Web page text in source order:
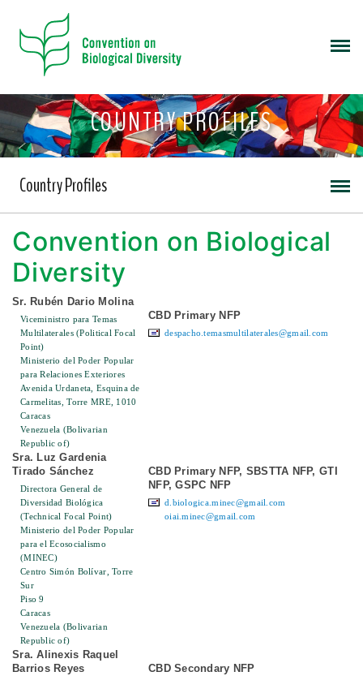
COUNTRY PROFILES
Country Profiles
Convention on Biological
Diversity
Sr. Rubén Dario Molina
Viceministro para Temas
Multilaterales (Political Focal
Point)
Ministerio del Poder Popular
para Relaciones Exteriores
Avenida Urdaneta, Esquina de
Carmelitas, Torre MRE, 1010
Caracas
Venezuela (Bolivarian
Republic of)
CBD Primary NFP
despacho.temasmultilaterales@gmail.com
Sra. Luz Gardenia
Tirado Sánchez
Directora General de
Diversidad Biológica
(Technical Focal Point)
Ministerio del Poder Popular
para el Ecosocialismo
(MINEC)
Centro Simón Bolívar, Torre
Sur
Piso 9
Caracas
Venezuela (Bolivarian
Republic of)
CBD Primary NFP, SBSTTA NFP, GTI
NFP, GSPC NFP
d.biologica.minec@gmail.com
oiai.minec@gmail.com
Sra. Alinexis Raquel
Barrios Reyes
CBD Secondary NFP